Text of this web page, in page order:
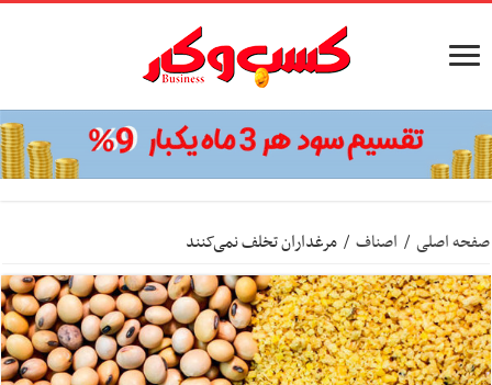
صفحه اصلی / اصناف / مرغداران تخلف نمی‌کنند